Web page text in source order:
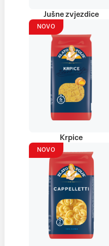
Jušne zvjezdice
NOVO
Krpice
NOVO